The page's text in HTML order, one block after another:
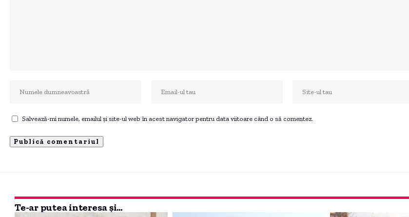
Salvează-mi numele, emailul și site-ul web în acest navigator pentru data viitoare când o să comentez.
Te-ar putea interesa și...